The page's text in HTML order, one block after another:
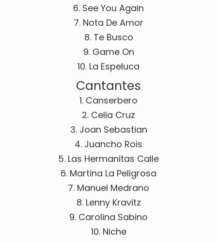
6. See You Again
7. Nota De Amor
8. Te Busco
9. Game On
10. La Espeluca
Cantantes
1. Canserbero
2. Celia Cruz
3. Joan Sebastian
4. Juancho Rois
5. Las Hermanitas Calle
6. Martina La Peligrosa
7. Manuel Medrano
8. Lenny Kravitz
9. Carolina Sabino
10. Niche